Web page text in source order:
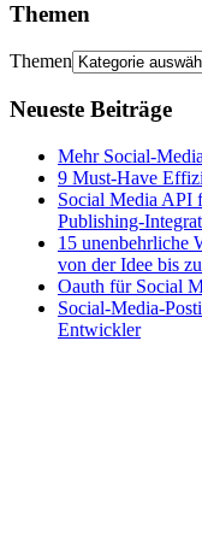
Themen
Themen
Neueste Beiträge
Mehr Social-
9 Must-Have
Social Media API
Publishing-
15 unenbehrliche
von der Idee bis
Oauth für Social
Social-Media-
Entwickler